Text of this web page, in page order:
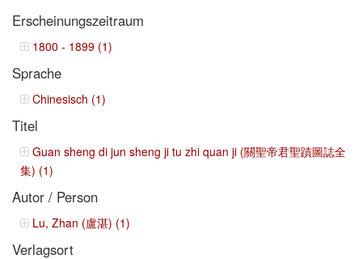
Erscheinungszeitraum
1800 - 1899 (1)
Sprache
Chinesisch (1)
Titel
Guan sheng di jun sheng ji tu zhi quan ji (關聖帝君聖蹟圖誌全
集) (1)
Autor / Person
Lu, Zhan (盧湛) (1)
Verlagsort